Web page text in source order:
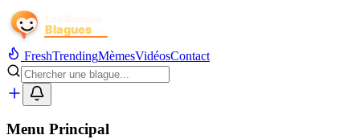
FreshTrendingMèmesVidéosContact
Menu Principal